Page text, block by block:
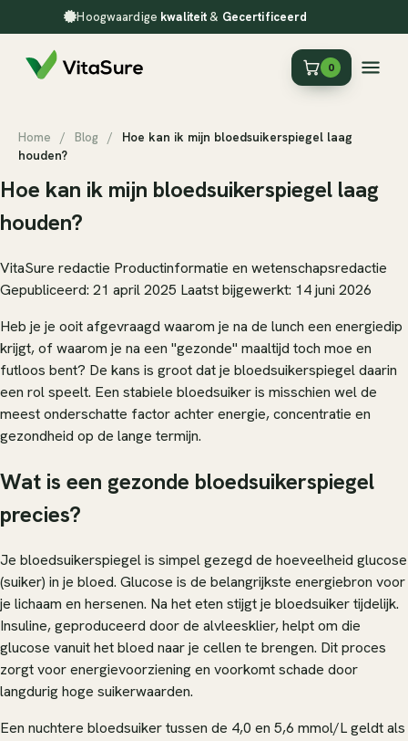
Hoogwaardige kwaliteit& Gecertificeerd
0
Home / Blog /
Hoe kan ik mijn bloedsuikerspiegel laag
houden?
Hoe kan ik mijn bloedsuikerspiegel laag
houden?
VitaSure redactie Productinformatie en wetenschapsredactie
Gepubliceerd: 21 april 2025 Laatst bijgewerkt: 14 juni 2026
Heb je je ooit afgevraagd waarom je na de lunch een energiedip
krijgt, of waarom je na een "gezonde" maaltijd toch moe en
futloos bent? De kans is groot dat je bloedsuikerspiegel daarin
een rol speelt. Een stabiele bloedsuiker is misschien wel de
meest onderschatte factor achter energie, concentratie en
gezondheid op de lange termijn.
Wat is een gezonde bloedsuikerspiegel
precies?
Je bloedsuikerspiegel is simpel gezegd de hoeveelheid glucose
(suiker) in je bloed. Glucose is de belangrijkste energiebron voor
je lichaam en hersenen. Na het eten stijgt je bloedsuiker tijdelijk.
Insuline, geproduceerd door de alvleesklier, helpt om die
glucose vanuit het bloed naar je cellen te brengen. Dit proces
zorgt voor energievoorziening en voorkomt schade door
langdurig hoge suikerwaarden.
Een nuchtere bloedsuiker tussen de 4,0 en 5,6 mmol/L geldt als